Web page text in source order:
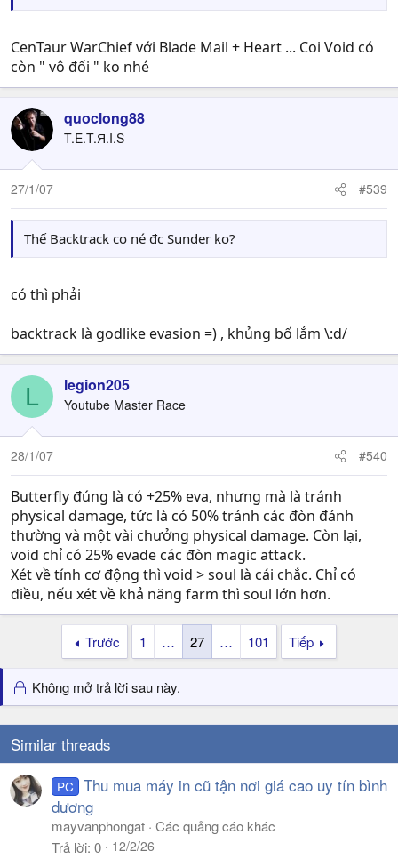
CenTaur WarChief với Blade Mail + Heart ... Coi Void có
còn " vô đối " ko nhé
quoclong88
T.E.T.Я.I.S
27/1/07 #539
Thế Backtrack co né đc Sunder ko?
có thì phải
backtrack là godlike evasion =) , khủng bố lắm \:d/
L legion205
Youtube Master Race
28/1/07 #540
Butterfly đúng là có +25% eva, nhưng mà là tránh
physical damage, tức là có 50% tránh các đòn đánh
thường và một vài chưởng physical damage. Còn lại,
void chỉ có 25% evade các đòn magic attack.
Xét về tính cơ động thì void > soul là cái chắc. Chỉ có
điều, nếu xét về khả năng farm thì soul lớn hơn.
Trước 1 … 27 … 101 Tiếp
Không mở trả lời sau này.
Similar threads
PC Thu mua máy in cũ tận nơi giá cao uy tín bình
dương
mayvanphongat Các quảng cáo khác
Trả lời 0 12/2/26